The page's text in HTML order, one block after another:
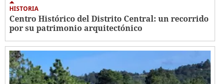
HISTORIA
Centro Histórico del Distrito Central: un recorrido
por su patrimonio arquitectónico